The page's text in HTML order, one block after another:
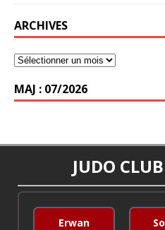
ARCHIVES
MAJ : 07/2026
JUDO
Erwan